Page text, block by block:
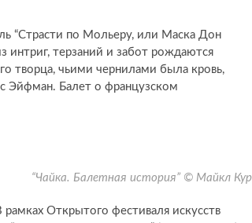
“Страсти по Мольеру, или Маска Дон
интриг, терзаний и забот рождаются
творца, чьими чернилами была кровь,
Эйфман. Балет о французском
“Чайка. Балетная история” © Майкл
Открытого фестиваля искусств